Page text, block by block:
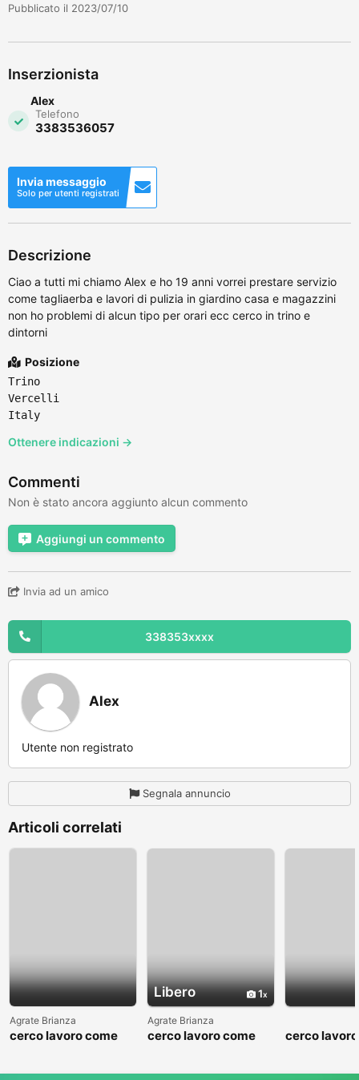
Pubblicato il 2023/07/10
Inserzionista
Alex
Telefono
3383536057
Invia messaggio
Solo per utenti registrati
Descrizione
Ciao a tutti mi chiamo Alex e ho 19 anni vorrei prestare servizio
come tagliaerba e lavori di pulizia in giardino casa e magazzini
non ho problemi di alcun tipo per orari ecc cerco in trino e
dintorni
Posizione
Trino
Vercelli
Italy
Ottenere indicazioni →
Commenti
Non è stato ancora aggiunto alcun commento
Aggiungi un commento
Invia ad un amico
338353xxxx
Alex
Utente non registrato
Segnala annuncio
Articoli correlati
Agrate Brianza
cerco lavoro come
Libero 1
Agrate Brianza
cerco lavoro come
cerco